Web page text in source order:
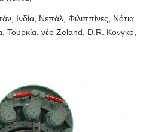
Ινδία, Νεπάλ, Φιλιππίνες, Νότια
Τουρκία, νέο Zeland, D.R. Κονγκό,